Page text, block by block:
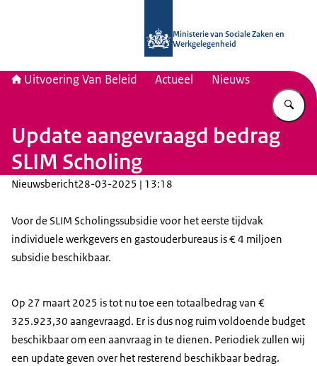
Ministerie van Sociale Zaken en
Werkgelegenheid
Uitvoering Van Beleid Actueel Nieuws
Update aangevraagd bedrag
SLIM Scholing
Nieuwsbericht28-03-2025 | 13:18
Voor de SLIM Scholingssubsidie voor het eerste tijdvak
individuele werkgevers en gastouderbureaus is € 4 miljoen
subsidie beschikbaar.
Op 27 maart 2025 is tot nu toe een totaalbedrag van €
325.923,30 aangevraagd. Er is dus nog ruim voldoende budget
beschikbaar om een aanvraag in te dienen. Periodiek zullen wij
een update geven over het resterend beschikbaar bedrag.